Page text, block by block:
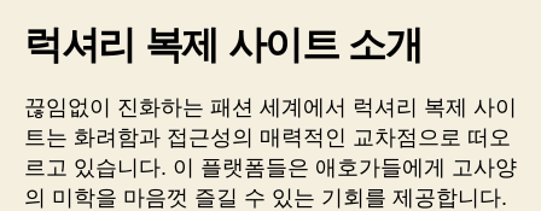
럭셔리 복제 사이트 소개
끊임없이 진화하는 패션 세계에서 럭셔리 복제 사이
트는 화려함과 접근성의 매력적인 교차점으로 떠오
르고 있습니다. 이 플랫폼들은 애호가들에게 고사양
의 미학을 마음껏 즐길 수 있는 기회를 제공합니다.